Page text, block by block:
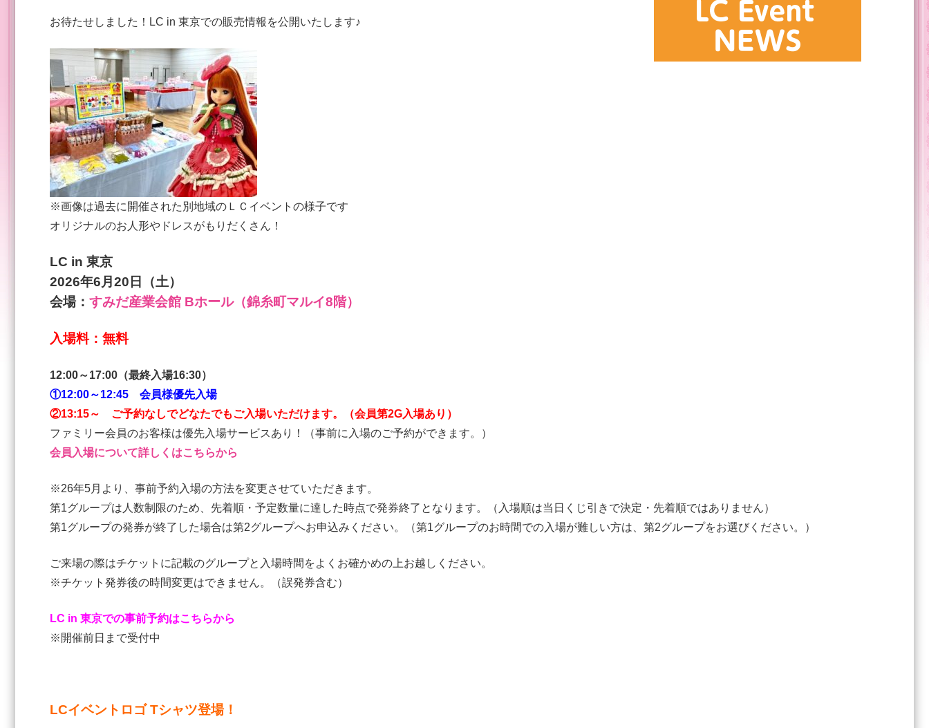
お待たせしました！LC in 東京での販売情報を公開いたします♪
※画像は過去に開催された別地域のＬＣイベントの様子です
オリジナルのお人形やドレスがもりだくさん！
LC in 東京
2026年6月20 日（土）
会場： すみだ産業会館 Bホール（錦糸町マルイ8階）
入場料：無料
12:00～17:00 （最終入場16:30）
①12:00～12:45 会員様優先入場
②13:15～ ご予約なしでどなたでもご入場いただけます。（会員第2G入場あり）
ファミリー会員のお客様は優先入場サービスあり！（事前に入場のご予約ができます。）
会員入場について詳しくはこちらから
※26年5月より、事前予約入場の方法を変更させていただきます。
第1グループは人数制限のため、先着順・予定数量に達した時点で発券終了となります。（入場順は当日くじ引きで決定・先着順ではありません）
第1グループの発券が終了した場合は第2グループへお申込みください。（第1グループのお時間での入場が難しい方は、第2グループをお選びください。）
ご来場の際はチケットに記載のグループと入場時間をよくお確かめの上お越しください。
※チケット発券後の時間変更はできません。（誤発券含む）
LC in 東京での事前予約はこちらから
※開催前日まで受付中
LCイベントロゴ Tシャツ登場！